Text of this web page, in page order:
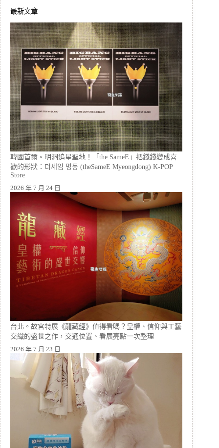
最新文章
韓國首爾。明洞追星聖地！「the SameE」把錢錢變成喜
歡的形狀：더세임 명동 (theSameE Myeongdong) K-POP
Store
2026 年 7 月 24 日
台北。故宮特展《龍藏經》值得看嗎？皇權、信仰與工藝
交織的盛世之作，交通位置、看展亮點一次整理
2026 年 7 月 23 日